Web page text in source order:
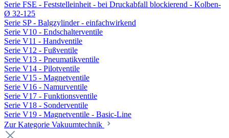
Serie FSE - Feststelleinheit - bei Druckabfall blockierend - Kolben-
Ø 32-125
Serie SP - Balgzylinder - einfachwirkend
Serie V10 - Endschalterventile
Serie V11 - Handventile
Serie V12 - Fußventile
Serie V13 - Pneumatikventile
Serie V14 - Pilotventile
Serie V15 - Magnetventile
Serie V16 - Namurventile
Serie V17 - Funktionsventile
Serie V18 - Sonderventile
Serie V19 - Magnetventile - Basic-Line
Zur Kategorie Vakuumtechnik